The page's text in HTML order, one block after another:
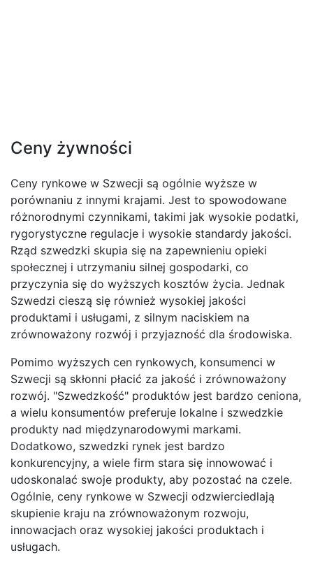
Ceny żywności
Ceny rynkowe w Szwecji są ogólnie wyższe w
porównaniu z innymi krajami. Jest to spowodowane
różnorodnymi czynnikami, takimi jak wysokie podatki,
rygorystyczne regulacje i wysokie standardy jakości.
Rząd szwedzki skupia się na zapewnieniu opieki
społecznej i utrzymaniu silnej gospodarki, co
przyczynia się do wyższych kosztów życia. Jednak
Szwedzi cieszą się również wysokiej jakości
produktami i usługami, z silnym naciskiem na
zrównoważony rozwój i przyjazność dla środowiska.
Pomimo wyższych cen rynkowych, konsumenci w
Szwecji są skłonni płacić za jakość i zrównoważony
rozwój. "Szwedzkość" produktów jest bardzo ceniona,
a wielu konsumentów preferuje lokalne i szwedzkie
produkty nad międzynarodowymi markami.
Dodatkowo, szwedzki rynek jest bardzo
konkurencyjny, a wiele firm stara się innowować i
udoskonalać swoje produkty, aby pozostać na czele.
Ogólnie, ceny rynkowe w Szwecji odzwierciedlają
skupienie kraju na zrównoważonym rozwoju,
innowacjach oraz wysokiej jakości produktach i
usługach.